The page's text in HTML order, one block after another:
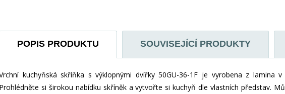
POPIS PRODUKTU SOUVISEJÍCÍ PRODUKTY
kuchyňská skříňka s výklopnými dvířky 50GU-36-1F je vyrobena z lamina
Prohlédněte si širokou nabídku skříněk a vytvořte si kuchyň dle vlastních představ.